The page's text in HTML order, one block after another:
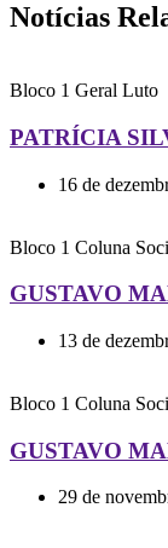
Notícias
Bloco 1 Geral Luto
PATRÍCIA
16 de
Bloco 1 Coluna
GUSTAVO
13 de
Bloco 1 Coluna
GUSTAVO
29 de